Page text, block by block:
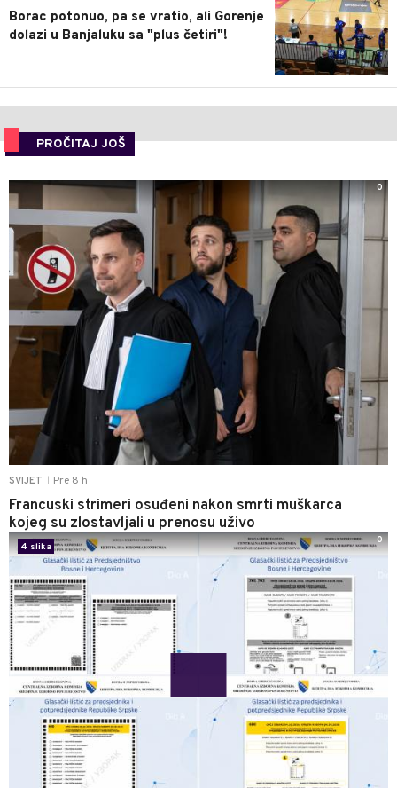
Borac potonuo, pa se vratio, ali Gorenje
dolazi u Banjaluku sa "plus četiri"!
PROČITAJ JOŠ
SVIJET Pre 8 h
Francuski strimeri osuđeni nakon smrti muškarca
kojeg su zlostavljali u prenosu uživo
0
4 slika
0